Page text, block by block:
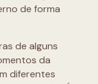
de forma
de alguns
da
diferentes